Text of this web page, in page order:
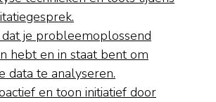
dat je probleemoplossend
hebt en in staat bent om
data te analyseren.
en toon initiatief door